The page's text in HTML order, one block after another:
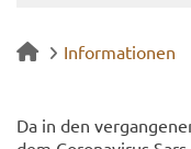
Informationen
Da in den